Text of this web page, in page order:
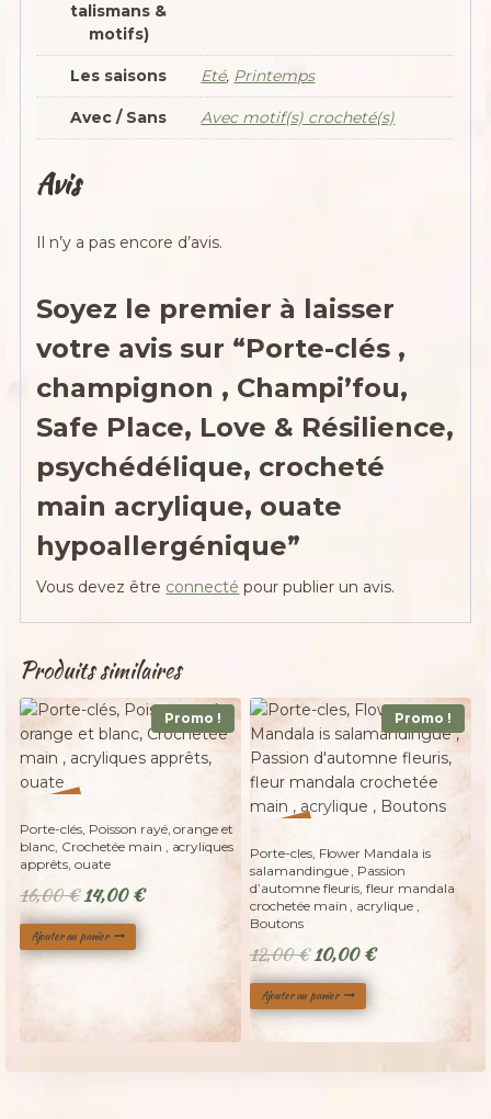
talismans &
motifs)
Les saisons Eté, Printemps
Avec / Sans Avec motif(s) crocheté(s)
Avis
Il n’y a pas encore d’avis.
Soyez le premier à laisser
votre avis sur “Porte-clés ,
champignon , Champi’fou,
Safe Place, Love & Résilience,
psychédélique, crocheté
main acrylique, ouate
hypoallergénique”
Vous devez être connecté pour publier un avis.
Produits similaires
Promo !
Porte-clés, Poisson rayé, orange et
blanc, Crochetée main , acryliques
apprêts, ouate
16,00€ Le
prix
initial
14,00€Le
Ajouter au panier
Promo !
Porte-cles, Flower Mandala is
salamandingue , Passion
d’automne fleuris, fleur mandala
crochetée main , acrylique ,
Boutons
12,00€ Le
prix
initial
10,00€Le
Ajouter au panier